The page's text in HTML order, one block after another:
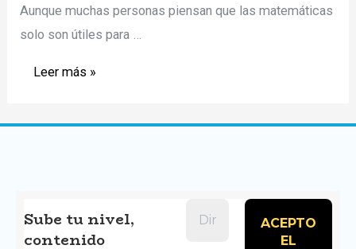
Aunque muchas personas piensan que las matemáticas
solo son útiles para …
Matemáticas
herramienta
para
Leer más »
Sube tu nivel,
contenido